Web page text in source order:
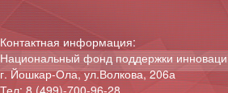
Контактная информация:
Национальный фонд поддержки
г. Йошкар-Ола, ул.Волкова, 206а
Тел: 8 (499)-700-96-28